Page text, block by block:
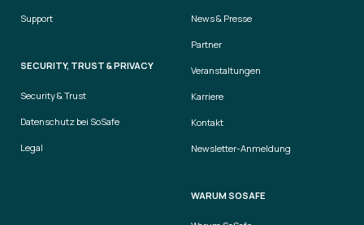
Support
SECURITY, TRUST & PRIVACY
Security & Trust
Datenschutz bei SoSafe
Legal
News & Presse
Partner
Veranstaltungen
Karriere
Kontakt
Newsletter-Anmeldung
WARUM SOSAFE